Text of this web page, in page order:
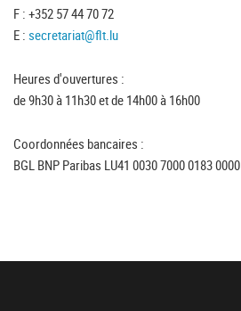
F : +352 57 44 70 72
E : secretariat@flt.lu
Heures d'ouvertures :
de 9h30 à 11h30 et de 14h00 à 16h00
Coordonnées bancaires :
BGL BNP Paribas LU41 0030 7000 0183 0000